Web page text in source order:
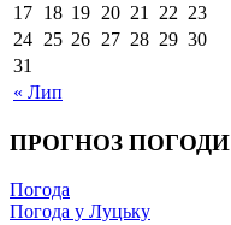
« Лип
17 18 19 20 21 22 23
24 25 26 27 28 29 30
31
ПРОГНОЗ ПОГОДИ
Погода
Погода у Луцьку